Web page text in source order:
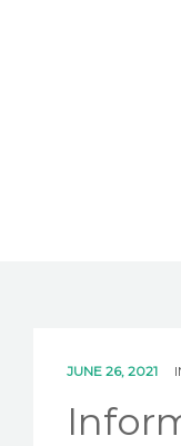
JUNE 26, 2021